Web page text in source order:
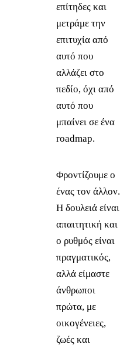
επίτηδες και
μετράμε την
επιτυχία από
αυτό που
αλλάζει στο
πεδίο, όχι από
αυτό που
μπαίνει σε ένα
roadmap.
Φροντίζουμε ο
ένας τον άλλον.
Η δουλειά είναι
απαιτητική και
ο ρυθμός είναι
πραγματικός,
αλλά είμαστε
άνθρωποι
πρώτα, με
οικογένειες,
ζωές και